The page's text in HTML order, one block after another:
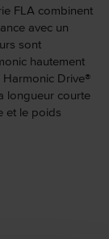
FLA combinent
avec un
sont
hautement
Drive®
longueur courte
et le poids